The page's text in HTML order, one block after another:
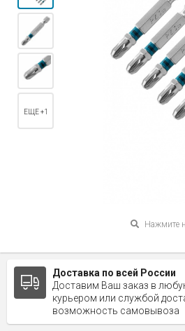
Нажмите
ЕЩЕ +1
Доставка по всей России
Доставим Ваш заказ в
курьером или службой
возможность самовывоза